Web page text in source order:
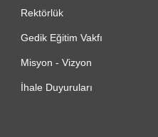
Rektörlük
Gedik Eğitim Vakfı
Misyon - Vizyon
İhale Duyuruları